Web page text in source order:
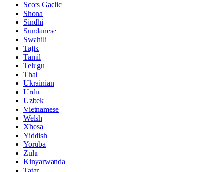
Scots Gaelic
Shona
Sindhi
Sundanese
Swahili
Tajik
Tamil
Telugu
Thai
Ukrainian
Urdu
Uzbek
Vietnamese
Welsh
Xhosa
Yiddish
Yoruba
Zulu
Kinyarwanda
Tatar